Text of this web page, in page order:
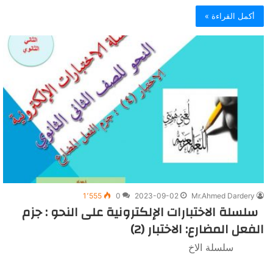
أكمل القراءة »
Mr.Ahmed Dardery
2023-09-02
0 1٬555
سلسلة الاختبارات الإلكترونية على النحو : جزم
الفعل المضارع: الاختبار (2)
سلسلة الاخ